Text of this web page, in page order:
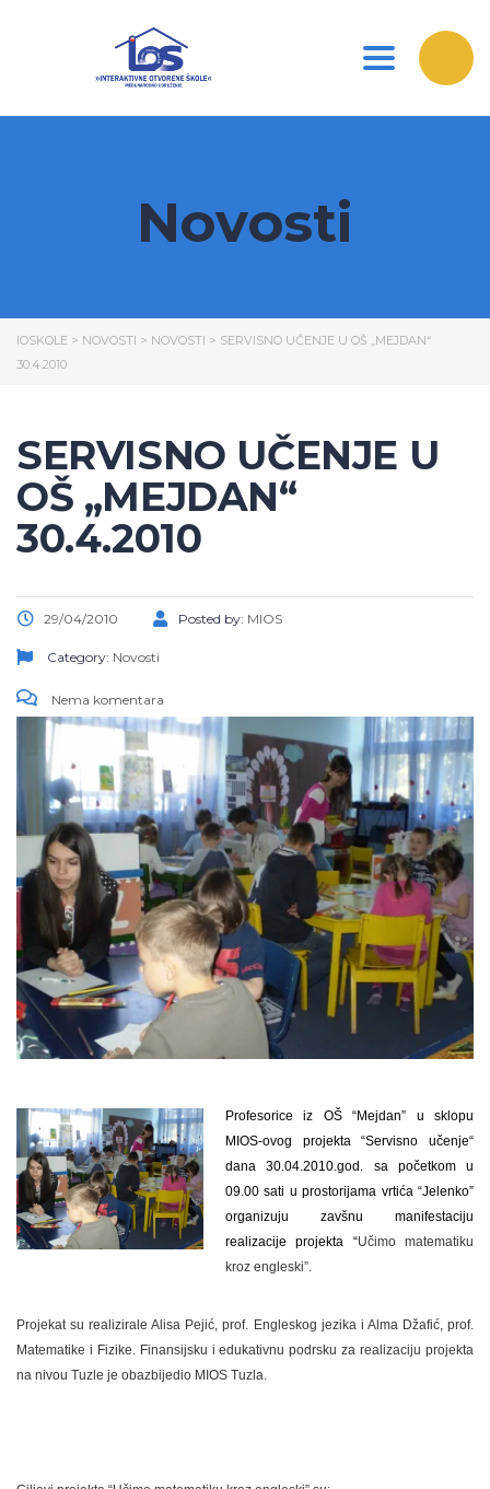
Toggle
Novosti
IOSKOLE > NOVOSTI > NOVOSTI > SERVISNO UČENJE U OŠ „MEJDAN“
30.4.2010
SERVISNO UČENJE U
OŠ „MEJDAN“
30.4.2010
29/04/2010 Posted by: MIOS
Category: Novosti
Nema komentara
Profesorice iz OŠ “Mejdan” u sklopu
MIOS-ovog projekta “Servisno učenje“
dana 30.04.2010.god. sa početkom u
09.00 sati u prostorijama vrtića “Jelenko”
organizuju zavšnu manifestaciju
realizacije projekta “Učimo matematiku
kroz engleski”.
Projekat su realizirale Alisa Pejić, prof. Engleskog jezika i Alma Džafić, prof.
Matematike i Fizike. Finansijsku i edukativnu podrsku za realizaciju projekta
na nivou Tuzle je obazbijedio MIOS Tuzla.